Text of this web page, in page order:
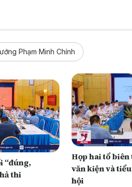
Phạm Minh Chính
“đúng,
thi
Họp hai tổ
văn kiện và
hội